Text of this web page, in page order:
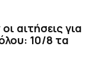
αιτήσεις για
10/8 τα